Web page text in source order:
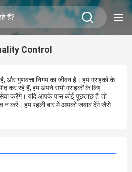
Control
है, और गुणवत्ता निगम का जीवन है। हम ग्राहकों के
कर रहे हैं, हम अपने सभी ग्राहकों के लिए
सेवा करेंगे। यदि आपके पास कोई पूछताछ है, तो
न करें। हम पहली बार में आपको जवाब देंगे जैसे